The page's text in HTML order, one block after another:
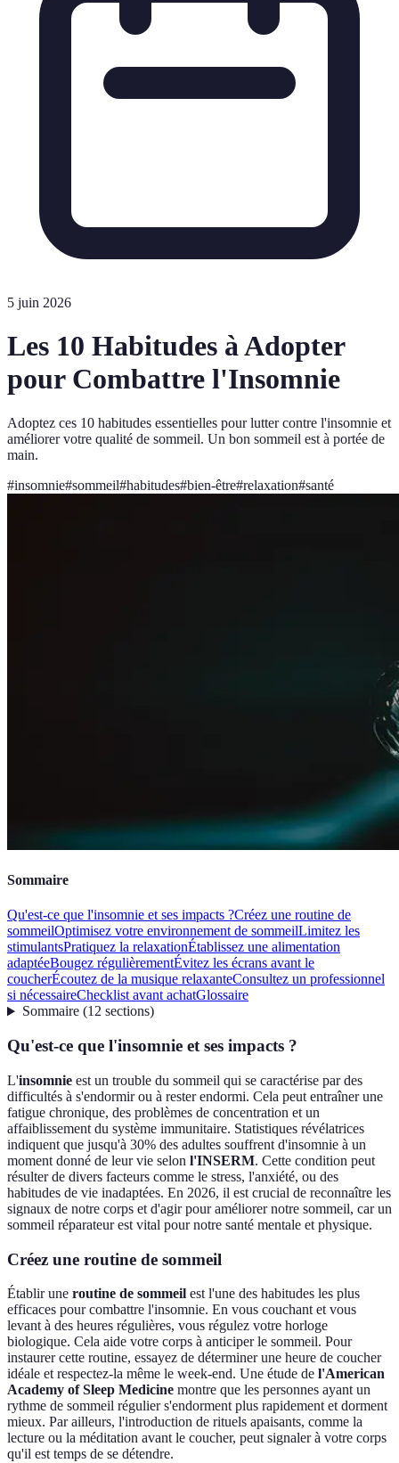
5 juin 2026
Les 10 Habitudes à Adopter
pour Combattre l'Insomnie
Adoptez ces 10 habitudes essentielles pour lutter contre l'insomnie et
améliorer votre qualité de sommeil. Un bon sommeil est à portée de
main.
#insomnie#sommeil#habitudes#bien-être#relaxation#santé
Sommaire
Qu'est-ce que l'insomnie et ses impacts ?Créez une routine de
sommeilOptimisez votre environnement de sommeilLimitez les
stimulantsPratiquez la relaxationÉtablissez une alimentation
adaptéeBougez régulièrementÉvitez les écrans avant le
coucherÉcoutez de la musique relaxanteConsultez un professionnel
si nécessaireChecklist avant achatGlossaire
Sommaire(12 sections)
Qu'est-ce que l'insomnie et ses impacts ?
L'insomnie est un trouble du sommeil qui se caractérise par des
difficultés à s'endormir ou à rester endormi. Cela peut entraîner une
fatigue chronique, des problèmes de concentration et un
affaiblissement du système immunitaire. Statistiques révélatrices
indiquent que jusqu'à 30% des adultes souffrent d'insomnie à un
moment donné de leur vie selon l'INSERM. Cette condition peut
résulter de divers facteurs comme le stress, l'anxiété, ou des
habitudes de vie inadaptées. En 2026, il est crucial de reconnaître les
signaux de notre corps et d'agir pour améliorer notre sommeil, car un
sommeil réparateur est vital pour notre santé mentale et physique.
Créez une routine de sommeil
Établir une routine de sommeil est l'une des habitudes les plus
efficaces pour combattre l'insomnie. En vous couchant et vous
levant à des heures régulières, vous régulez votre horloge
biologique. Cela aide votre corps à anticiper le sommeil. Pour
instaurer cette routine, essayez de déterminer une heure de coucher
idéale et respectez-la même le week-end. Une étude de l'American
Academy of Sleep Medicine montre que les personnes ayant un
rythme de sommeil régulier s'endorment plus rapidement et dorment
mieux. Par ailleurs, l'introduction de rituels apaisants, comme la
lecture ou la méditation avant le coucher, peut signaler à votre corps
qu'il est temps de se détendre.